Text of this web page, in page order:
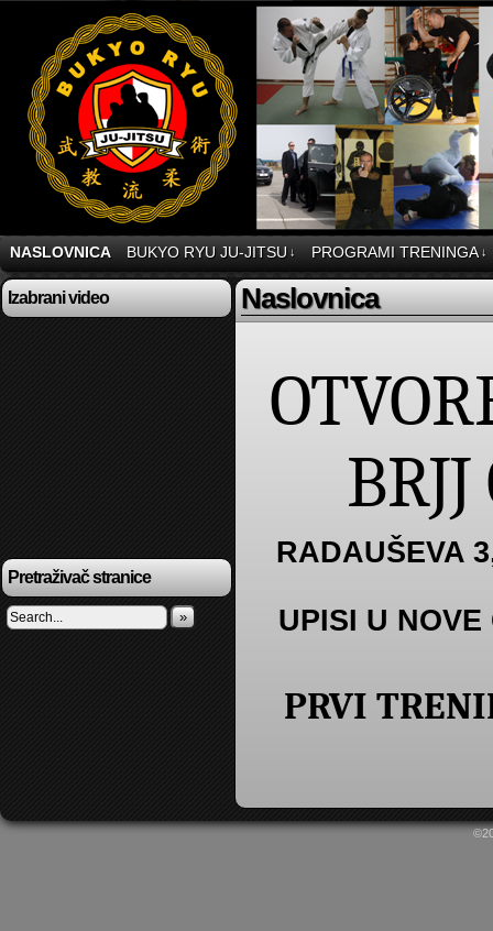
NASLOVNICA BUKYO RYU JU-JITSU ↓ PROGRAMI TRENINGA ↓
Izabrani video
Pretraživač stranice
»
Naslovnica
RADAUŠEVA
UPISI U
PRVI